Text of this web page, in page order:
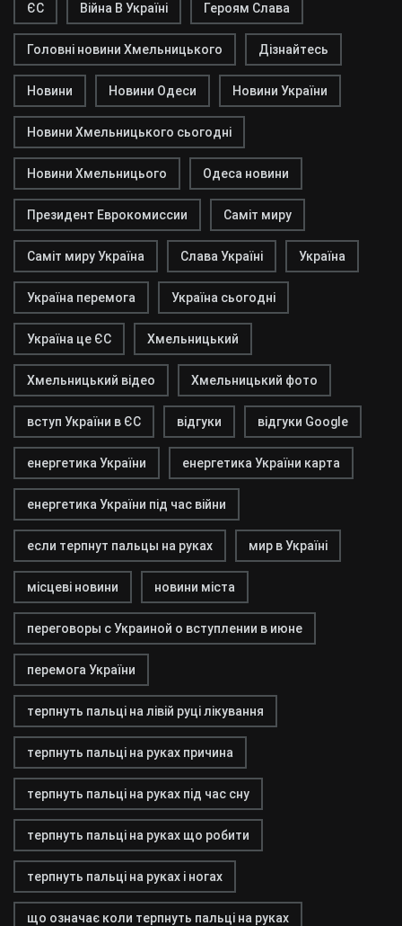
ЄС Війна В Україні Героям Слава
Головні новини Хмельницького Дізнайтесь
Новини Новини Одеси Новини України
Новини Хмельницького сьогодні
Новини Хмельницього Одеса новини
Президент Еврокомиссии Саміт миру
Саміт миру Україна Слава Україні Україна
Україна перемога Україна сьогодні
Україна це ЄС Хмельницький
Хмельницький відео Хмельницький фото
вступ України в ЄС відгуки відгуки Google
енергетика України енергетика України карта
енергетика України під час війни
если терпнут пальцы на руках мир в Україні
місцеві новини новини міста
переговоры с Украиной о вступлении в июне
перемога України
терпнуть пальці на лівій руці лікування
терпнуть пальці на руках причина
терпнуть пальці на руках під час сну
терпнуть пальці на руках що робити
терпнуть пальці на руках і ногах
що означає коли терпнуть пальці на руках